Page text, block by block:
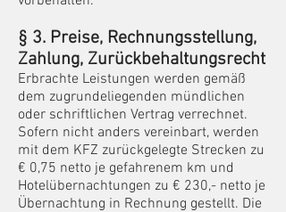
§ 3. Preise, Rechnungsstellung,
Zahlung, Zurückbehaltungsrecht
Erbrachte Leistungen werden gemäß
dem zugrundeliegenden mündlichen
oder schriftlichen Vertrag verrechnet.
Sofern nicht anders vereinbart, werden
mit dem KFZ zurückgelegte Strecken zu
€ 0,75 netto je gefahrenem km und
Hotelübernachtungen zu € 230,- netto je
Übernachtung in Rechnung gestellt. Die